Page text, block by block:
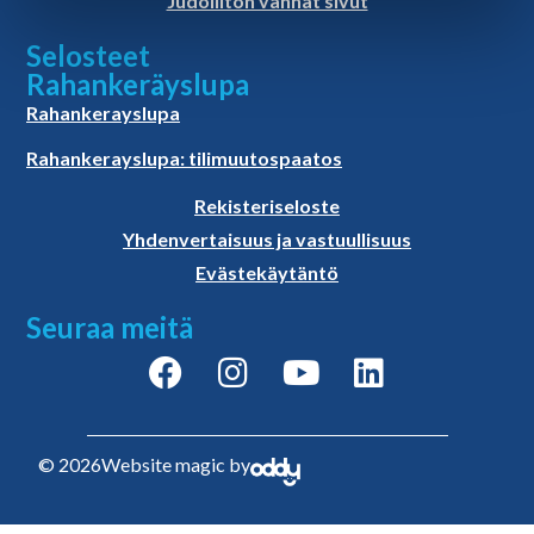
Selosteet
Rahankeräyslupa
Rahankerayslupa
Rahankerayslupa: tilimuutospaatos
Rekisteriseloste
Yhdenvertaisuus ja vastuullisuus
Evästekäytäntö
Seuraa meitä
© 2026Website magic by